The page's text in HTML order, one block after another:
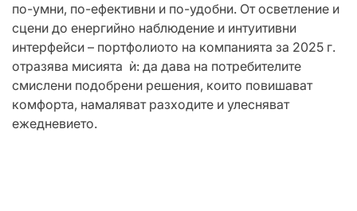
по-умни, по-ефективни и по-удобни. От осветление и
сцени до енергийно наблюдение и интуитивни
интерфейси – портфолиото на компанията за 2025 г.
отразява мисията ѝ: да дава на потребителите
смислени подобрени решения, които повишават
комфорта, намаляват разходите и улесняват
ежедневието.